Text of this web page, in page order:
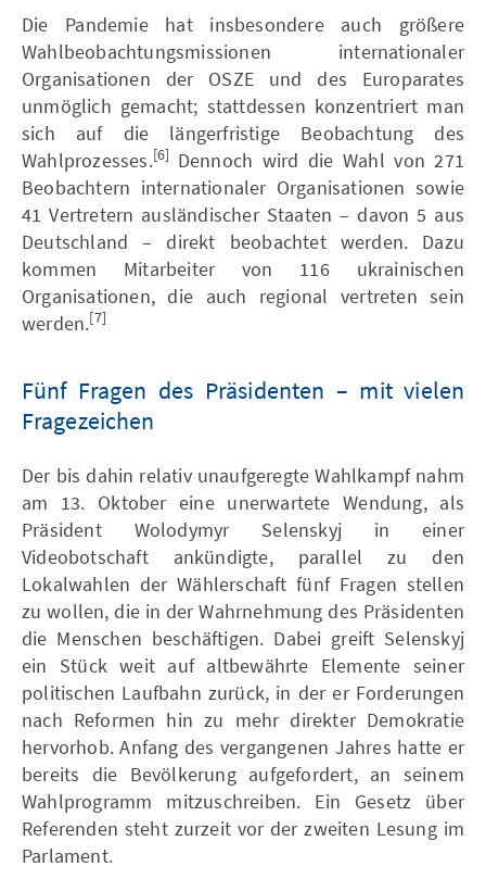
Die Pandemie hat insbesondere auch größere
Wahlbeobachtungsmissionen internationaler
Organisationen der OSZE und des Europarates
unmöglich gemacht; stattdessen konzentriert man
sich auf die längerfristige Beobachtung des
Wahlprozesses.[6] Dennoch wird die Wahl von 271
Beobachtern internationaler Organisationen sowie
41 Vertretern ausländischer Staaten – davon 5 aus
Deutschland – direkt beobachtet werden. Dazu
kommen Mitarbeiter von 116 ukrainischen
Organisationen, die auch regional vertreten sein
werden.[7]
Fünf Fragen des Präsidenten – mit vielen
Fragezeichen
Der bis dahin relativ unaufgeregte Wahlkampf nahm
am 13. Oktober eine unerwartete Wendung, als
Präsident Wolodymyr Selenskyj in einer
Videobotschaft ankündigte, parallel zu den
Lokalwahlen der Wählerschaft fünf Fragen stellen
zu wollen, die in der Wahrnehmung des Präsidenten
die Menschen beschäftigen. Dabei greift Selenskyj
ein Stück weit auf altbewährte Elemente seiner
politischen Laufbahn zurück, in der er Forderungen
nach Reformen hin zu mehr direkter Demokratie
hervorhob. Anfang des vergangenen Jahres hatte er
bereits die Bevölkerung aufgefordert, an seinem
Wahlprogramm mitzuschreiben. Ein Gesetz über
Referenden steht zurzeit vor der zweiten Lesung im
Parlament.